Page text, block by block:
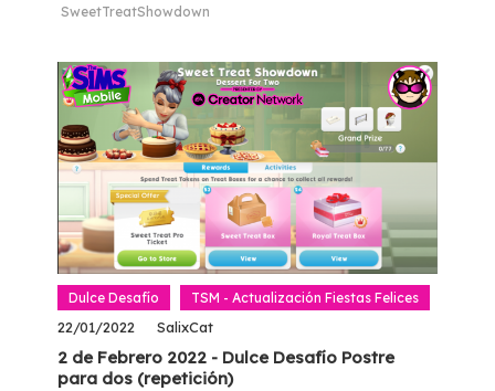
SweetTreatShowdown
Dulce Desafío TSM - Actualización Fiestas Felices
22/01/2022 SalixCat
2 de Febrero 2022 - Dulce Desafío Postre
para dos (repetición)